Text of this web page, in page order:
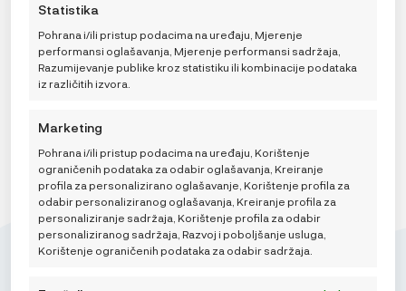
privole može negativno utjecati na određene značajke i
prekidača na Politici kolačića ili klikom na gumb za
upravljanje privolom na dnu ekrana.
Statistika
Pohrana i/ili pristup podacima na uređaju, Mjerenje
performansi oglašavanja, Mjerenje performansi sadržaja,
Razumijevanje publike kroz statistiku ili kombinacije podataka
iz različitih izvora.
Marketing
Pohrana i/ili pristup podacima na uređaju, Korištenje
ograničenih podataka za odabir oglašavanja, Kreiranje
profila za personalizirano oglašavanje, Korištenje profila za
odabir personaliziranog oglašavanja, Kreiranje profila za
personaliziranje sadržaja, Korištenje profila za odabir
personaliziranog sadržaja, Razvoj i poboljšanje usluga,
Korištenje ograničenih podataka za odabir sadržaja.
DODAJ U KOŠARICU